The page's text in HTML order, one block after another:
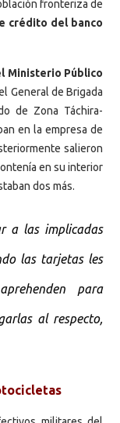
fronteriza de
crédito del banco
Ministerio Público
General de Brigada
de Zona Táchira-
en la empresa de
salieron
en su interior
dos más.
a las implicadas
las tarjetas les
para
al respecto,